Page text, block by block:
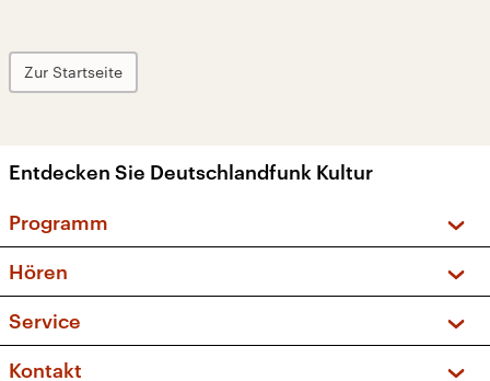
Zur Startseite
Entdecken Sie Deutschlandfunk Kultur
Programm
Sendungen und Podcasts
Musikliste
Kakadu – Das Kinderprogramm
Hören
Frequenzen (UKW + DAB+)
Service
FAQ
Kontakt